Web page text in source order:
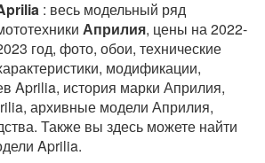
: весь модельный ряд
Априлия, цены на 2022-
год, фото, обои, технические
модификации,
Aprilia, история марки Априлия,
архивные модели Априлия,
Также вы здесь можете найти
Aprilia.